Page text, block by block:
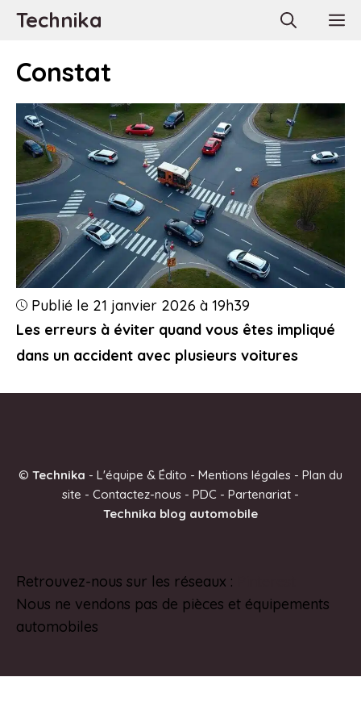
AllerTechnika
Constat
Les erreurs à éviter quand vous êtes impliqué
dans un accident avec plusieurs voitures
Publié le 21 janvier 2026 à 19h39
© Technika - L'équipe & Édito - Mentions légales - Plan du
site - Contactez-nous - PDC - Partenariat -
Technika blog automobile
Retrouvez-nous sur les réseaux :
Nous ne vendons pas de pièces et équipements
automobiles